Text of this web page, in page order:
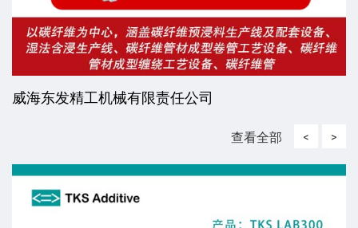
威海东发精工机械有限责任公司
查看全部 < >